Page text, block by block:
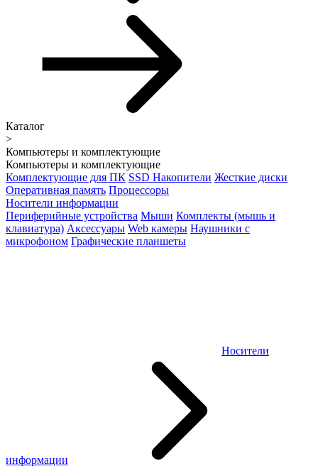
Каталог
>
Компьютеры и комплектующие
Компьютеры и комплектующие
Комплектующие для ПК SSD Накопители Жесткие диски
Оперативная память Процессоры
Носители информации
Периферийные устройства Мыши Комплекты (мышь и
клавиатура) Аксессуары Web камеры Наушники с
микрофоном Графические планшеты
Носители
информации